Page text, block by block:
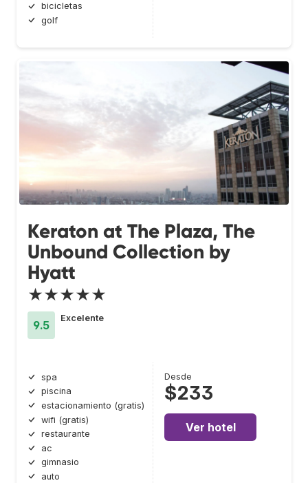
bicicletas
golf
Keraton at The Plaza, The
Unbound Collection by
Hyatt
★★★★★
9.5
Excelente
spa
piscina
estacionamiento (gratis)
wifi (gratis)
restaurante
ac
gimnasio
auto
Desde
$233
Ver hotel